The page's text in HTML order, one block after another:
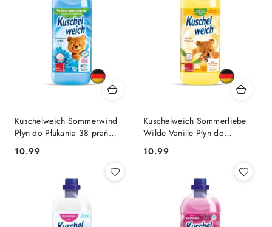
Kuschelweich Sommerwind
Płyn do Płukania 38 prań
(Niemcy)
Cena:
10.99
Kuschelweich Sommerliebe
Wilde Vanille Płyn do
Płukania 38 prań (Niemcy)
Cena:
10.99